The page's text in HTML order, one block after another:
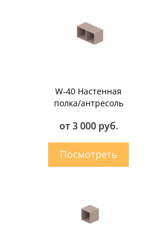
W-40 Настенная
полка/антресоль
от 3 000 руб.